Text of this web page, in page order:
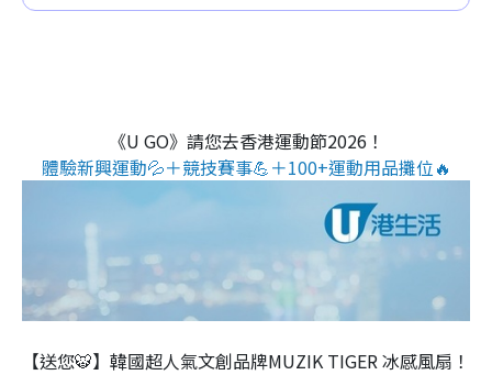
《U GO》請您去香港運動節2026！
體驗新興運動💦＋競技賽事💪＋100+運動用品攤位🔥
【送您🐯】韓國超人氣文創品牌MUZIK TIGER 冰感風扇！